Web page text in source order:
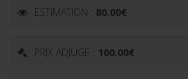
ESTIMATION : 80.00€
PRIX ADJUGÉ : 100.00€